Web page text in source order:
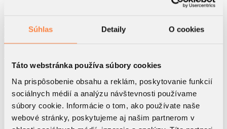
Súhlas Detaily O cookies
Táto webstránka používa súbory cookies
Na prispôsobenie obsahu a reklám, poskytovanie funkcií
sociálnych médií a analýzu návštevnosti používame
súbory cookie. Informácie o tom, ako používate naše
webové stránky, poskytujeme aj našim partnerom v